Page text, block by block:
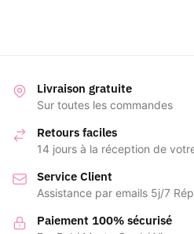
Livraison gratuite
Sur toutes les commandes
Retours faciles
14 jours à la réception de
Service Client
Assistance par emails 5j/7
Paiement 100% sécurisé